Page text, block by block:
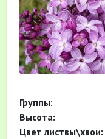
Группы:
Высота:
Цвет листвы\хвои: